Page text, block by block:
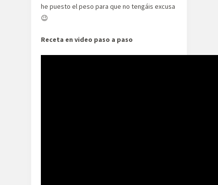
he puesto el peso para que no tengáis excusa
😉
Receta en video paso a paso